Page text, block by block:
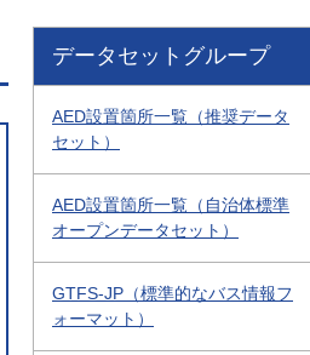
データセットグループ
AED設置箇所一覧（推奨データ
セット）
AED設置箇所一覧（自治体標準
オープンデータセット）
GTFS-JP（標準的なバス情報フ
ォーマット）